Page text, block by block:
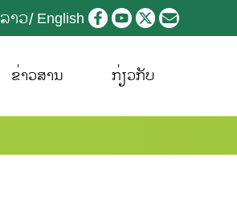
ລາວ English
ຂ່າວສານ ກ່ຽວກັບ